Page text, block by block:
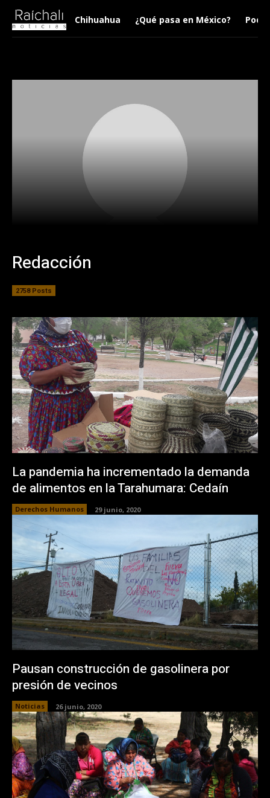
Chihuahua ¿Qué pasa en México?
Redacción
2758 Posts
La pandemia ha incrementado la demanda
de alimentos en la Tarahumara: Cedaín
Derechos Humanos 29 junio, 2020
Pausan construcción de gasolinera por
presión de vecinos
Noticias 26 junio, 2020